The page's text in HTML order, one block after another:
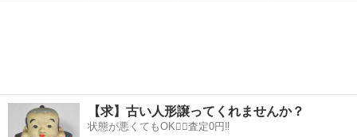
【求】古い人形譲ってくれませんか？
状態が悪くてもOK🙆‍♀️査定0円‼️